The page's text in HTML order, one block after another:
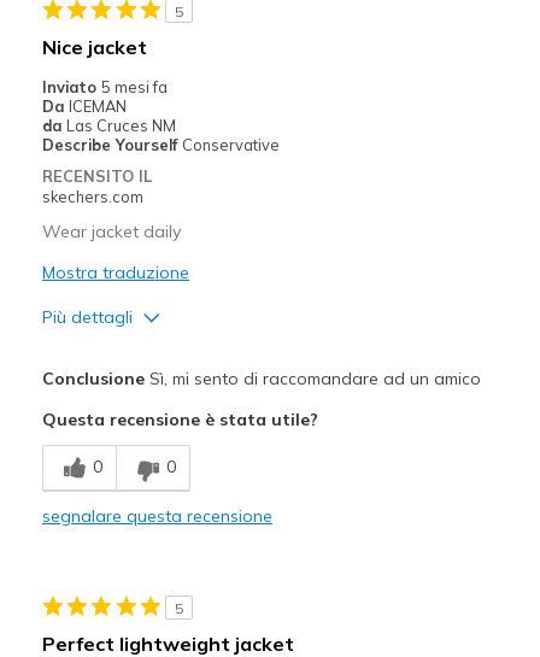
5
Nice jacket
Inviato 5 mesi fa
Da ICEMAN
da Las Cruces NM
Describe Yourself Conservative
RECENSITO IL
skechers.com
Wear jacket daily
Mostra traduzione
Più dettagli
Breathe Well
Comfortable
Migliori Utilizzi:
ConclusioneSì, mi sento di raccomandare ad un amico
Questa recensione è stata utile?
0 0
segnalare questa recensione
5
Perfect lightweight jacket